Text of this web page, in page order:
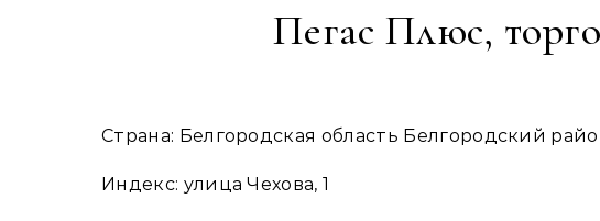
Пегас Плюс,
Страна: Белгородская область Белгородский
Индекс: улица Чехова, 1